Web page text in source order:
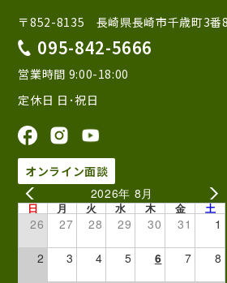
〒852-8135 長崎県長崎市千歳町3番
095-842-5666
営業時間 9:00-18:00
定休日 日･祝日
オンライン面談
2026年 8月
日 月 火 水 木 金 土
26 27 28 29 30 31 1
2 3 4 5 6 7 8